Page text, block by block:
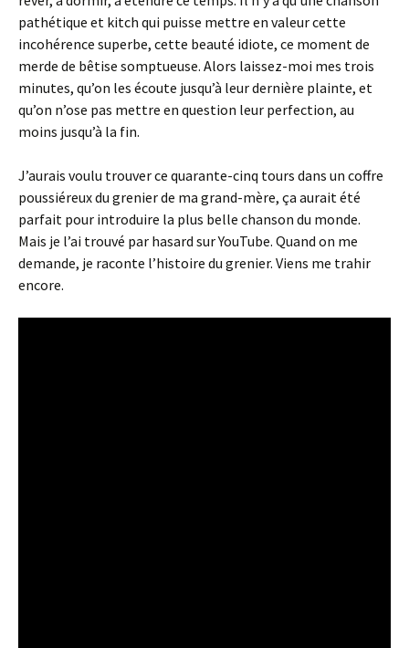
pathétique et kitch qui puisse mettre en valeur cette
incohérence superbe, cette beauté idiote, ce moment de
merde de bêtise somptueuse. Alors laissez-moi mes trois
minutes, qu’on les écoute jusqu’à leur dernière plainte, et
qu’on n’ose pas mettre en question leur perfection, au
moins jusqu’à la fin.
J’aurais voulu trouver ce quarante-cinq tours dans un coffre
poussiéreux du grenier de ma grand-mère, ça aurait été
parfait pour introduire la plus belle chanson du monde.
Mais je l’ai trouvé par hasard sur YouTube. Quand on me
demande, je raconte l’histoire du grenier. Viens me trahir
encore.